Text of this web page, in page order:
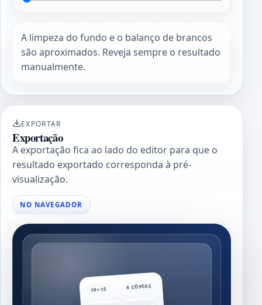
A limpeza do fundo e o balanço de brancos
são aproximados. Reveja sempre o resultado
manualmente.
EXPORTAR
Exportação
A exportação fica ao lado do editor para que o
resultado exportado corresponda à pré-
visualização.
NO NAVEGADOR
10×15 4 CÓPIAS